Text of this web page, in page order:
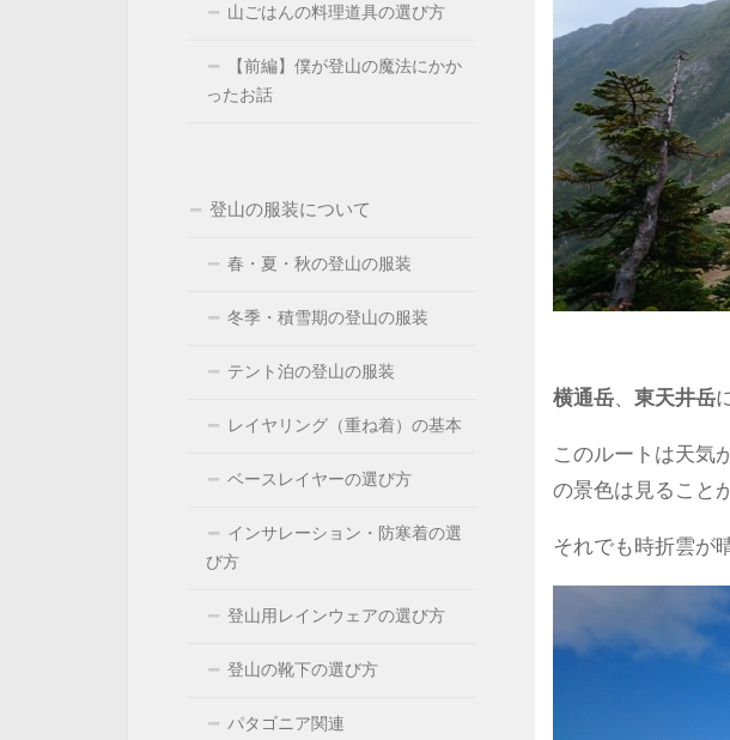
横通岳 東天井岳
このルートは天気
の景色は見ること
それでも時折雲が
山ごはんの料理道具の選び方
【前編】僕が登山の魔法にかか
ったお話
登山の服装について
春・夏・秋の登山の服装
冬季・積雪期の登山の服装
テント泊の登山の服装
レイヤリング（重ね着）の基本
ベースレイヤーの選び方
インサレーション・防寒着の選
び方
登山用レインウェアの選び方
登山の靴下の選び方
パタゴニア関連